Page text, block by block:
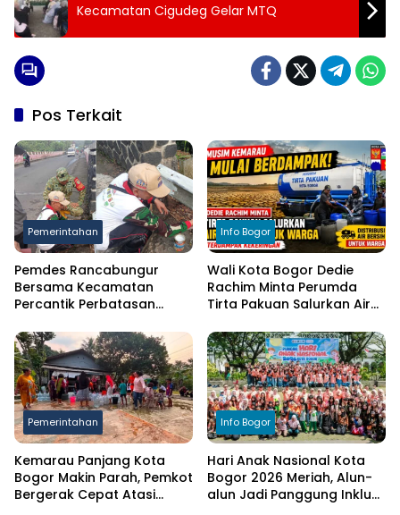
Kecamatan Cigudeg Gelar MTQ
Pos Terkait
Pemerintahan
Pemdes Rancabungur
Bersama Kecamatan
Percantik Perbatasan
Putih Sambut HUT RI ke-81
Info Bogor
Wali Kota Bogor Dedie
Rachim Minta Perumda
Tirta Pakuan Salurkan Air
Terdampak Kekeringan
Pemerintahan
Kemarau Panjang Kota
Bogor Makin Parah, Pemkot
Bergerak Cepat Atasi
Info Bogor
Hari Anak Nasional Kota
Bogor 2026 Meriah, Alun-
alun Jadi Panggung Inklusi